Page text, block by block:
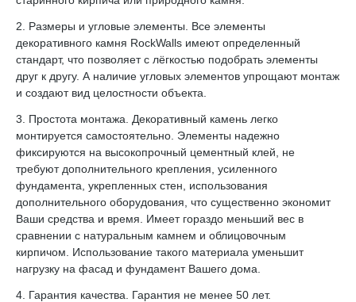
2. Размеры и угловые элементы. Все элементы
декоративного камня RockWalls имеют определенный
стандарт, что позволяет с лёгкостью подобрать элементы
друг к другу. А наличие угловых элементов упрощают монтаж
и создают вид целостности объекта.
3. Простота монтажа. Декоративный камень легко
монтируется самостоятельно. Элементы надежно
фиксируются на высокопрочный цементный клей, не
требуют дополнительного крепления, усиленного
фундамента, укрепленных стен, использования
дополнительного оборудования, что существенно экономит
Ваши средства и время. Имеет гораздо меньший вес в
сравнении с натуральным камнем и облицовочным
кирпичом. Использование такого материала уменьшит
нагрузку на фасад и фундамент Вашего дома.
4. Гарантия качества. Гарантия не менее 50 лет.